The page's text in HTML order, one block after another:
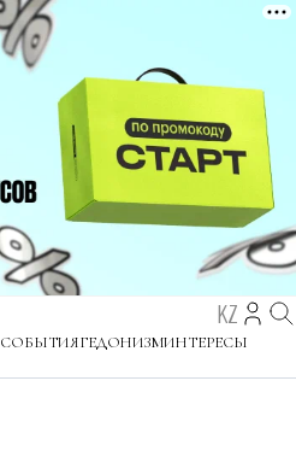
KZ
СОБЫТИЯГЕДОНИЗМИНТЕРЕСЫ